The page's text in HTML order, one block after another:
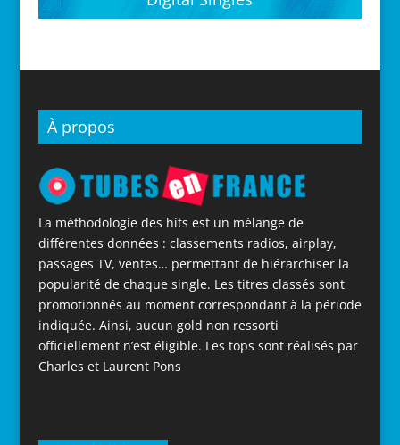
À propos
La méthodologie des hits est un mélange de
différentes données : classements radios, airplay,
passages TV, ventes… permettant de hiérarchiser la
popularité de chaque single. Les titres classés sont
promotionnés au moment correspondant à la période
indiquée. Ainsi, aucun gold non ressorti
officiellement n’est éligible. Les tops sont réalisés par
Charles et Laurent Pons